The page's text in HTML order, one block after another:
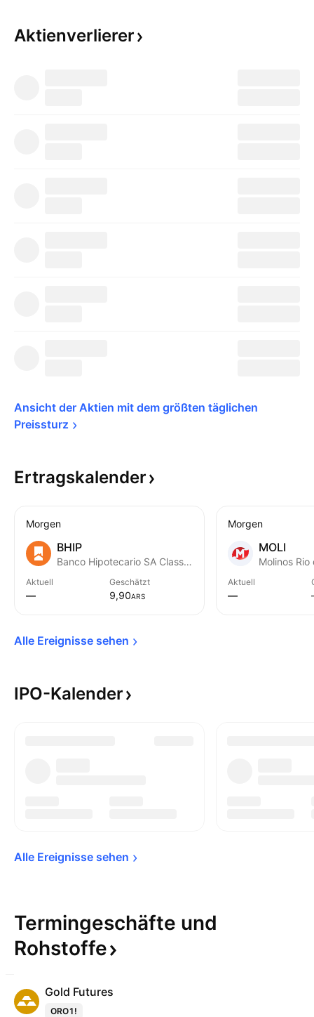
Aktienverlierer
Preissturz
Ertragskalender
Morgen
BHIP
Banco Hipotecario SA Class D
Aktuell
—
Geschätzt
9,90ARS
Morgen
MOLI
Aktuell
—
Alle Ereignisse sehen
IPO-Kalender
Alle Ereignisse sehen
Termingeschäfte und
Rohstoffe
Gold Futures
ORO1!